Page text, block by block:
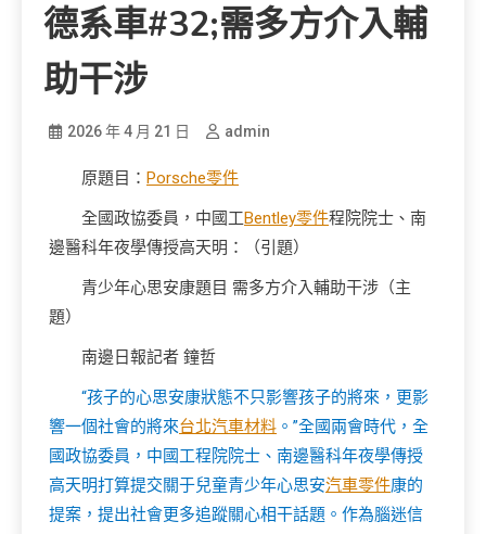
德系車#32;需多方介入輔
助干涉
2026 年 4 月 21 日 admin
原題目： Porsche零件
全國政協委員，中國工Bentley零件程院院士、南
邊醫科年夜學傳授高天明：（引題）
青少年心思安康題目 需多方介入輔助干涉（主
題）
南邊日報記者 鐘哲
“孩子的心思安康狀態不只影響孩子的將來，更影
響一個社會的將來台北汽車材料 。”全國兩會時代，全
國政協委員，中國工程院院士、南邊醫科年夜學傳授
高天明打算提交關于兒童青少年心思安汽車零件康的
提案，提出社會更多追蹤關心相干話題。作為腦迷信